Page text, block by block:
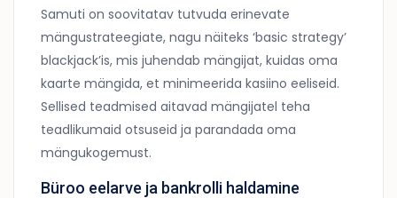
Samuti on soovitatav tutvuda erinevate
mängustrateegiate, nagu näiteks ‘basic strategy’
blackjack’is, mis juhendab mängijat, kuidas oma
kaarte mängida, et minimeerida kasiino eeliseid.
Sellised teadmised aitavad mängijatel teha
teadlikumaid otsuseid ja parandada oma
mängukogemust.
Büroo eelarve ja bankrolli haldamine